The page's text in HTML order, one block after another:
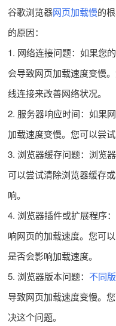
谷歌浏览器网页加载慢的
的原因：
1. 网络连接问题：如果您
会导致网页加载速度变慢
线连接来改善网络状况。
2. 服务器响应时间：如果
加载速度变慢。您可以尝
3. 浏览器缓存问题：浏览
可以尝试清除浏览器缓存
响。
4. 浏览器插件或扩展程序
响网页的加载速度。您可
是否会影响加载速度。
5. 浏览器版本问题： 不同
导致网页加载速度变慢。
决这个问题。